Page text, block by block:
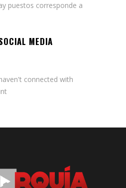
puestos corresponde a
MEDIA
connected with